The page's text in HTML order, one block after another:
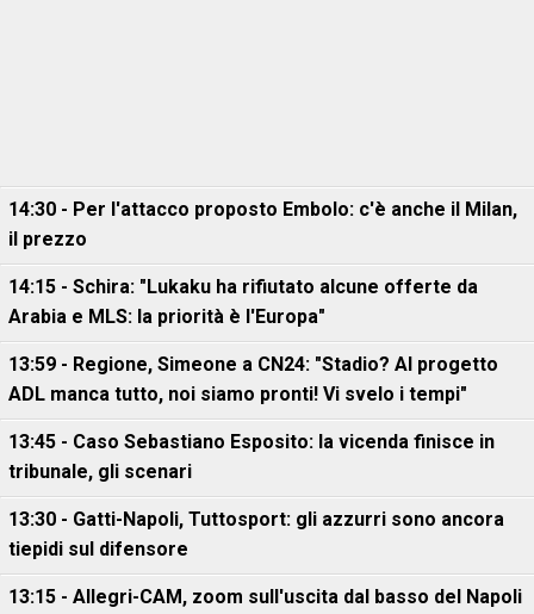
14:30 - Per l'attacco proposto Embolo: c'è anche il Milan,
il prezzo
14:15 - Schira: "Lukaku ha rifiutato alcune offerte da
Arabia e MLS: la priorità è l'Europa"
13:59 - Regione, Simeone a CN24: "Stadio? Al progetto
ADL manca tutto, noi siamo pronti! Vi svelo i tempi"
13:45 - Caso Sebastiano Esposito: la vicenda finisce in
tribunale, gli scenari
13:30 - Gatti-Napoli, Tuttosport: gli azzurri sono ancora
tiepidi sul difensore
13:15 - Allegri-CAM, zoom sull'uscita dal basso del Napoli